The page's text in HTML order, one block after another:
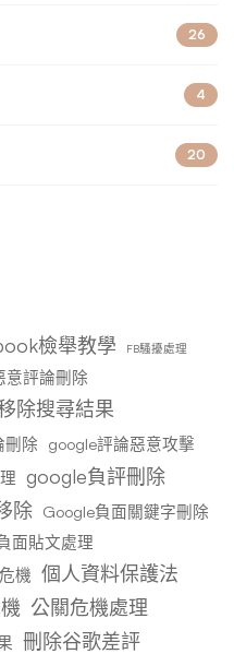
26
4
20
檢舉教學 FB騷擾處理
意評論刪除
除搜尋結果
刪除 google評論惡意攻擊
google負評刪除
除 Google負面關鍵字刪除
面貼文處理
機 個人資料保護法
公關危機處理
刪除谷歌差評